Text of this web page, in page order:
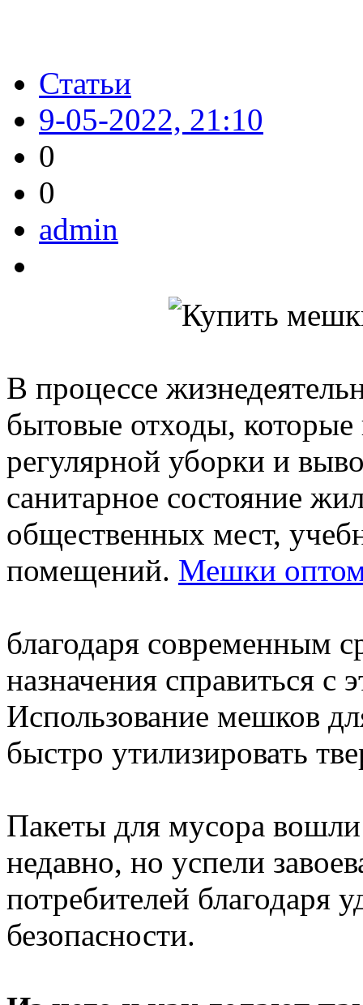
Статьи
9-05-2022, 21:10
0
0
admin
В процессе
бытовые отходы,
регулярной уборки и
санитарное состояние
общественных мест,
помещений. Мешки оптом
благодаря современным
назначения справиться с
Использование мешков
быстро утилизировать
Пакеты для мусора
недавно, но успели
потребителей благодаря
безопасности.